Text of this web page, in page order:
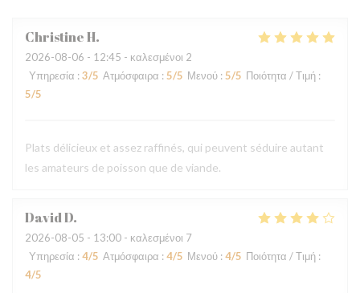
ChristineH
2026-08-06 - 12:45 - καλεσμένοι 2
Υπηρεσία : 3/5 Ατμόσφαιρα : 5/5 Μενού : 5/5 Ποιότητα / Τιμή :
5/5
Plats délicieux et assez raffinés, qui peuvent séduire autant
les amateurs de poisson que de viande.
DavidD
2026-08-05 - 13:00 - καλεσμένοι 7
Υπηρεσία : 4/5 Ατμόσφαιρα : 4/5 Μενού : 4/5 Ποιότητα / Τιμή :
4/5